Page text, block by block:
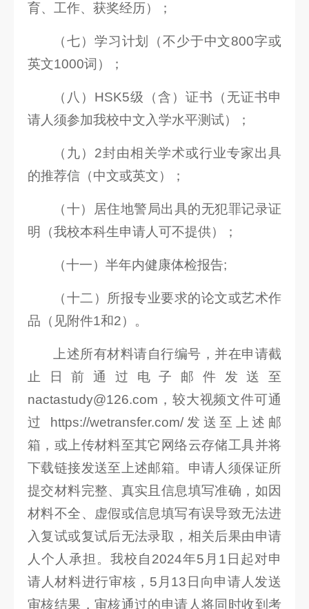
育、工作、获奖经历）；
（七）学习计划（不少于中文800字或
英文1000词）；
（八）HSK5级（含）证书（无证书申
请人须参加我校中文入学水平测试）；
（九）2封由相关学术或行业专家出具
的推荐信（中文或英文）；
（十）居住地警局出具的无犯罪记录证
明（我校本科生申请人可不提供）；
（十一）半年内健康体检报告;
（十二）所报专业要求的论文或艺术作
品（见附件1和2）。
上述所有材料请自行编号，并在申请截
止日前通过电子邮件发送至
nactastudy@126.com，较大视频文件可通
过 https://wetransfer.com/发送至上述邮
箱，或上传材料至其它网络云存储工具并将
下载链接发送至上述邮箱。申请人须保证所
提交材料完整、真实且信息填写准确，如因
材料不全、虚假或信息填写有误导致无法进
入复试或复试后无法录取，相关后果由申请
人个人承担。我校自2024年5月1日起对申
请人材料进行审核，5月13日向申请人发送
审核结果，审核通过的申请人将同时收到考